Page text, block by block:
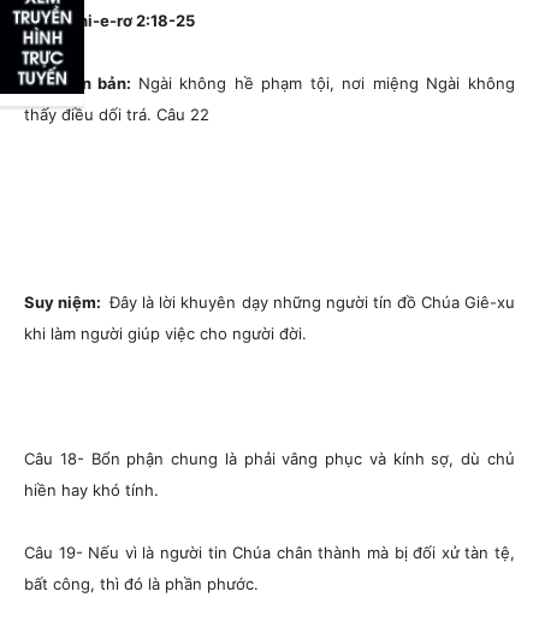
Đọc 1 Phi-e-rơ 2:18-25
Câu căn bản: Ngài không hề phạm tội, nơi miệng Ngài không
thấy điều dối trá. Câu 22
Suy niệm: Đây là lời khuyên dạy những người tín đồ Chúa Giê-xu
khi làm người giúp việc cho người đời.
Câu 18- Bổn phận chung là phải vâng phục và kính sợ, dù chủ
hiền hay khó tính.
Câu 19- Nếu vì là người tin Chúa chân thành mà bị đối xử tàn tệ,
bất công, thì đó là phần phước.